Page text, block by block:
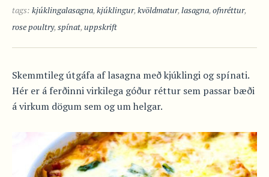
tags: kjúklingalasagna,kjúklingur,kvöldmatur,lasagna,ofnréttur,
rose poultry,spínat,uppskrift
Skemmtileg útgáfa af lasagna með kjúklingi og spínati.
Hér er á ferðinni virkilega góður réttur sem passar bæði
á virkum dögum sem og um helgar.